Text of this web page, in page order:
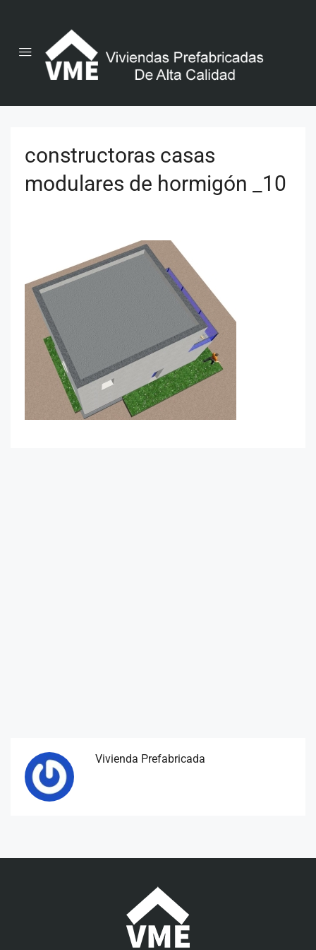
constructoras casas
modulares de hormigón _10
Vivienda Prefabricada